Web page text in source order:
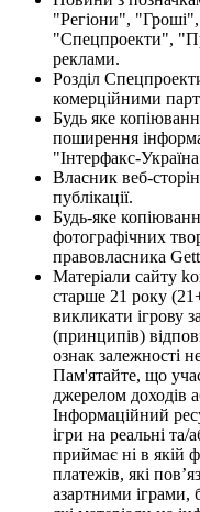
"Регіони",
"Спецпроекти",
реклами.
Розділ
комерційними
Будь яке
поширення
"Інтерфакс-
Власник веб-
публікації.
Будь-яке
фотографічних
правовласника
Матеріали сайту
старше 21 року
викликати ігрову
(принципів)
ознак залежності
Пам'ятайте, що
джерелом доходів
Інформаційний
ігри на реальні та/
приймає ні в якій
платежів, які
азартними іграми,